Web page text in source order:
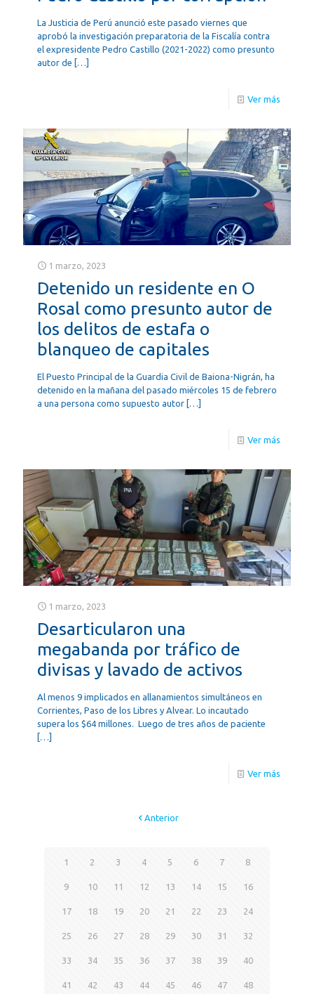
La Justicia de Perú anunció este pasado viernes que
aprobó la investigación preparatoria de la Fiscalía contra
el expresidente Pedro Castillo (2021-2022) como presunto
autor de […]
Ver más
1 marzo, 2023
Detenido un residente en O
Rosal como presunto autor de
los delitos de estafa o
blanqueo de capitales
El Puesto Principal de la Guardia Civil de Baiona-Nigrán, ha
detenido en la mañana del pasado miércoles 15 de febrero
a una persona como supuesto autor […]
Ver más
1 marzo, 2023
Desarticularon una
megabanda por tráfico de
divisas y lavado de activos
Al menos 9 implicados en allanamientos simultáneos en
Corrientes, Paso de los Libres y Alvear. Lo incautado
supera los $64 millones. Luego de tres años de paciente
[…]
Ver más
Anterior
1 2 3 4 5 6 7 8
9 10 11 12 13 14 15 16
17 18 19 20 21 22 23 24
25 26 27 28 29 30 31 32
33 34 35 36 37 38 39 40
41 42 43 44 45 46 47 48